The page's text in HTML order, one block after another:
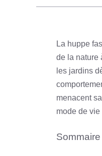
La huppe
de la nature
les jardins
menacent
mode de
Sommaire